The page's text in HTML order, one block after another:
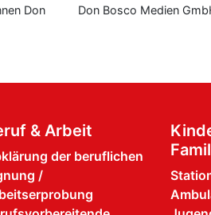
Don
Don Bosco Medien
& Arbeit
der beruflichen
/